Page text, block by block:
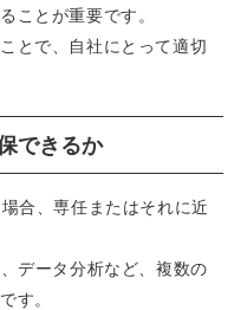
ことが重要です。
とで、自社にとって適切
できるか
合、専任またはそれに近
データ分析など、複数の
す。